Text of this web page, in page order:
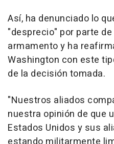
Así, ha denunciado lo
"desprecio" por parte
armamento y ha
Washington con este
de la decisión tomada.
"Nuestros aliados
nuestra opinión de que
Estados Unidos y sus